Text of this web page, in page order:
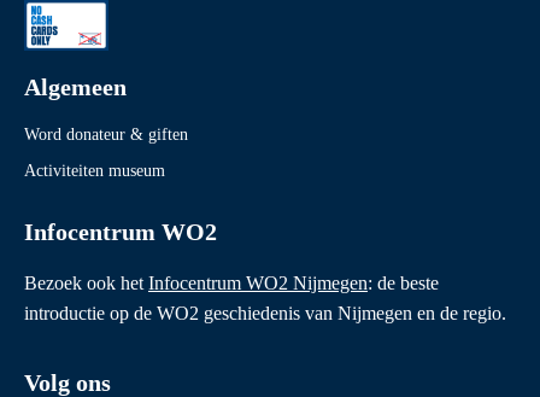
Algemeen
Word donateur & giften
Activiteiten museum
Infocentrum WO2
Bezoek ook het Infocentrum WO2 Nijmegen: de beste
introductie op de WO2 geschiedenis van Nijmegen en de regio.
Volg ons